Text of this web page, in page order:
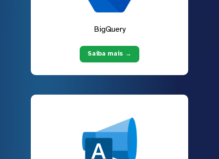
BigQuery
Saiba mais →